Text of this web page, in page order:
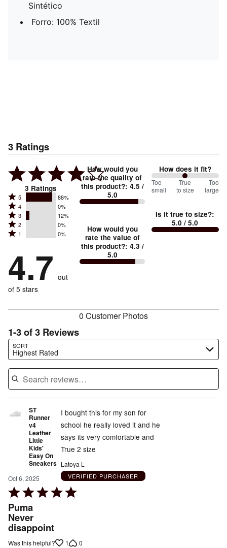
Sintético
Forro: 100% Textil
3 Ratings
3 Ratings
Rated
5
stars
by
reviewers
5 88%
Rated
4
stars
by
of
reviewers
4 0%
Rated
3
stars
12%
of
reviewers
3 12%
Rated
2
by
0%
reviewers
2 0%
Rated
stars
by
0%
of
1 0%
4.7 out
of 5 stars
How would you
rate the quality of
this product?: 4.5 /
5.0
How would you
rate the value of
this product?: 4.3 /
5.0
How does it fit?
100
between
small
and
Too
small
True
to size
Too
large
Is it true to size?:
5.0 / 5.0
0 Customer Photos
1-3 of 3 Reviews
SORT
Highest Rated
Search reviews…
ST
Runner
v4
Leather
Little
Kids'
Easy On
Sneakers
Oct 6, 2025
Rated
5
out
of
5
Puma
Never
disappoint
I bought this for my son for
school he really loved it and he
says its very comfortable and
True 2 size
Latoya L
VERIFIED PURCHASER
Was this helpful? 1 0